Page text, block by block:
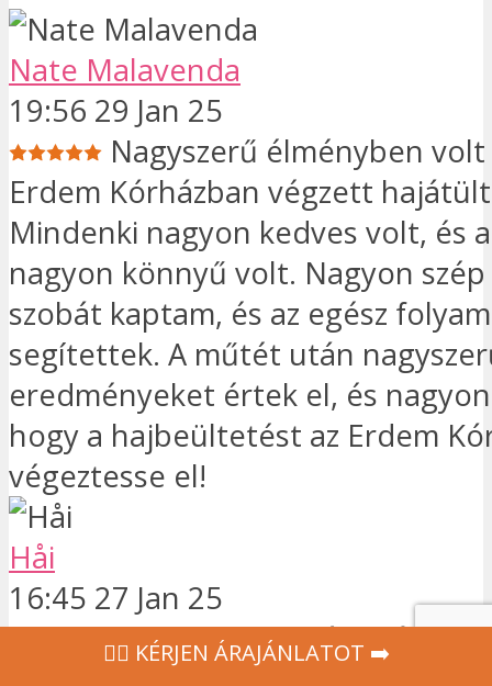
Nate Malavenda
19:56 29 Jan 25
Nagyszerű élményben volt
Erdem Kórházban végzett
Mindenki nagyon kedves volt, és
nagyon könnyű volt. Nagyon
szobát kaptam, és az egész
segítettek. A műtét után
eredményeket értek el, és
hogy a hajbeültetést az Erdem
végeztesse el!
Håi
16:45 27 Jan 25
Több mint egy év után is
‍👩‍⚕ KÉRJEN ÁRAJÁNLATOT ➡️